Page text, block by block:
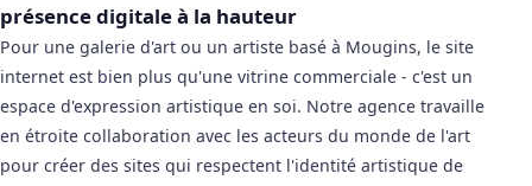
présence digitale à la hauteur
Pour une galerie d'art ou un artiste basé à Mougins, le site
internet est bien plus qu'une vitrine commerciale - c'est un
espace d'expression artistique en soi. Notre agence travaille
en étroite collaboration avec les acteurs du monde de l'art
pour créer des sites qui respectent l'identité artistique de